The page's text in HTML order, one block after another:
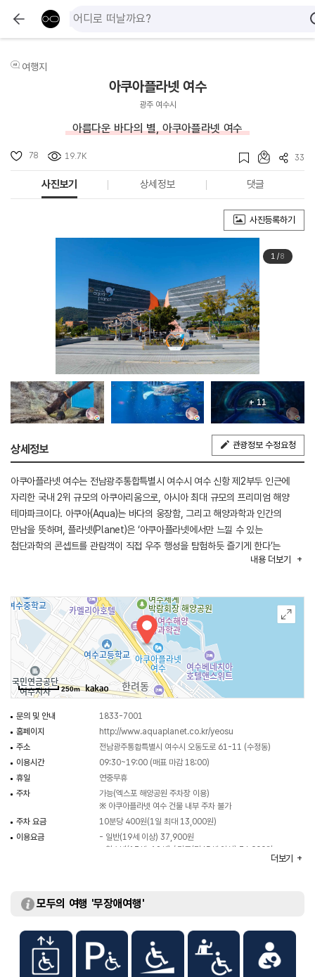
여행지
아쿠아플라넷 여수
광주 여수시
아름다운 바다의 별, 아쿠아플라넷 여수
78 19.7K 33
사진보기 상세정보 댓글
사진등록하기
1/8
+ 11
상세정보 관광정보 수정요청
아쿠아플라넷 여수는 전남광주통합특별시 여수시 여수 신항 제2부두 인근에
자리한 국내 2위 규모의 아쿠아리움으로, 아시아 최대 규모의 프리미엄 해양
테마파크이다. 아쿠아(Aqua)는 바다의 웅장함, 그리고 해양과학과 인간의
만남을 뜻하며, 플라넷(Planet)은 ‘아쿠아플라넷에서만 느낄 수 있는
첨단과학의 콘셉트를 관람객이 직접 우주 행성을 탐험하듯 즐기게 한다’는
의미를 가지고 있다. 일상에서 쉽게 접할 수 없는 다양한 해양생태계의 모습을
‘2012 여수세계박람회’ 메인 관람시설로 지정된 아쿠아플라넷 여수는
태양광발전에 의해 구현되는 친환경 아쿠아리움으로 각층에는 ‘오션라이프’,
‘마린 라이프’, ‘아쿠아 포리스트’ 등 차별화된 체험 전시공간을 운영하고 있다.
300여 종 5만 5000여 마리의 해양생물이 살고 있고, ‘벨루가(흰 고래), ‘푸른
바다거북’ 등 멸종위기 생물들의 종보전 연구를 진행하고 있다.
내용 더보기
250m
문의 및 안내
1833-7001
홈페이지
http://www.aquaplanet.co.kr/yeosu
주소
전남광주통합특별시 여수시 오동도로 61-11 (수정동)
이용시간
09:30~19:00 (매표 마감 18:00)
휴일
연중무휴
주차
가능(엑스포 해양공원 주차장 이용)
※ 아쿠아플라넷 여수 건물 내부 주차 불가
주차 요금
10분당 400원(1일 최대 13,000원)
이용요금
- 일반(19세 이상) 37,900원
- 청소년(13세~18세) / 경로(만65세 이상) 34,900원
더보기
모두의 여행 '무장애여행'